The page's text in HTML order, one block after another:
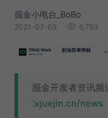
掘金小电台_BoBo
2021-07-05 6,793
掘金开发者资讯
juejin.cn/news